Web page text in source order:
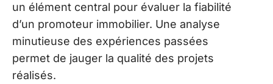
un élément central pour évaluer la fiabilité
d’un promoteur immobilier. Une analyse
minutieuse des expériences passées
permet de jauger la qualité des projets
réalisés.